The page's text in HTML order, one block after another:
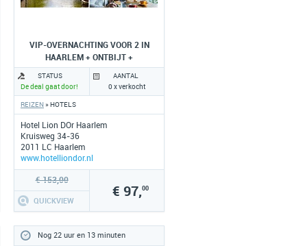
VIP-OVERNACHTING VOOR 2 IN
HAARLEM + ONTBIJT +
BORRELPLANK
Hotel Lion DOr Haarlem
Kruisweg 34-36
2011 LC Haarlem
www.hotelliondor.nl
REIZEN» HOTELS
STATUS
De deal gaat door!
AANTAL
0 x verkocht
€ 153,00
QUICKVIEW
€ 97,00
Nog 22 uur en 13 minuten